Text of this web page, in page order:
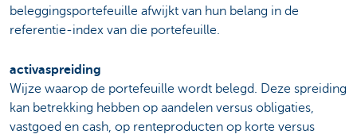
beleggingsportefeuille afwijkt van hun belang in de
referentie-index van die portefeuille.
activaspreiding
Wijze waarop de portefeuille wordt belegd. Deze spreiding
kan betrekking hebben op aandelen versus obligaties,
vastgoed en cash, op renteproducten op korte versus